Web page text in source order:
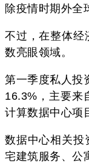
除疫情时期外全
不过，在整体经
数亮眼领域。
第一季度私人投
16.3%，主要来
计算数据中心项
数据中心相关投
宅建筑服务、公